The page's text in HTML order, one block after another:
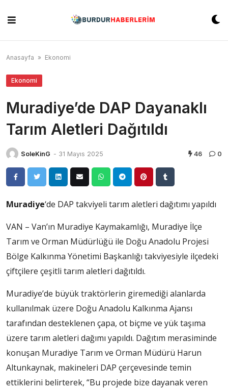
content
Anasayfa » Ekonomi
Ekonomi
Muradiye’de DAP Dayanaklı
Tarım Aletleri Dağıtıldı
SoleKinG - 31 Mayıs 2025 46 0
Muradiye‘de DAP takviyeli tarım aletleri dağıtımı yapıldı
VAN – Van’ın Muradiye Kaymakamlığı, Muradiye İlçe
Tarım ve Orman Müdürlüğü ile Doğu Anadolu Projesi
Bölge Kalkınma Yönetimi Başkanlığı takviyesiyle ilçedeki
çiftçilere çeşitli tarım aletleri dağıtıldı.
Muradiye’de büyük traktörlerin giremediği alanlarda
kullanılmak üzere Doğu Anadolu Kalkınma Ajansı
tarafından desteklenen çapa, ot biçme ve yük taşıma
üzere tarım aletleri dağımı yapıldı. Dağıtım merasiminde
konuşan Muradiye Tarım ve Orman Müdürü Harun
Altunkaynak, makineleri DAP çerçevesinde temin
ettiklerini belirterek, “Bu projede bize dayanak veren